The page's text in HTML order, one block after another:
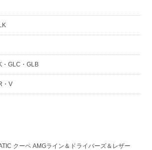
・GLC・GLB
・V
クーペ AMGライン＆ドライバーズ＆レザー